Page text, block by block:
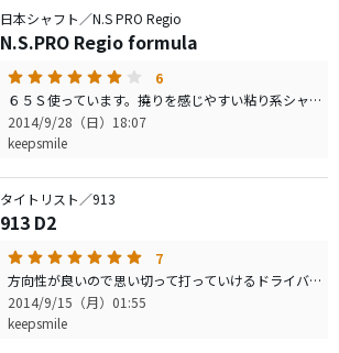
日本シャフト／N.S PRO Regio
N.S.PRO Regio formula
6
６５Ｓ使っています。撓りを感じやすい粘り系シャフトで先端部がしっかりしていて方向性はとても良いです。飛距離は一発の飛びを求める向けではなく、安定性と方向性を求めるシャフトだと思います。 叩きに行っても軽めに打ってもシャフトの挙動がとても素直でタイミングも取り易い。叩けば叩いただけ飛びます。 機能面でもよくできたシャフトですが、特に気に入っているのがデザインです。ブルーの色が鮮やかで上品な色合いです。
2014/9/28（日）18:07
keepsmile
タイトリスト／913
913 D2
7
方向性が良いので思い切って打っていけるドライバーです。 安定感があり芯も広くミスに強いです。 曲がりにくいのでドローフェードの打ち分けは少しオーバー気味に打つことになりますが、一応打ち分けられます 飛距離は、もっと飛ばせるドライバーがあると思いますが、スコアメイクにはこのドライバー良いと思います。 決して飛ばないと言っているわけでなく、飛ぶ方ではと思います。 ランバックス５５はＳでもちょっと軽く柔らかい感じがします。 打感は、しっかり振って芯に当たった時には良い感じですが、ゆっくり振った時や芯を外したときは硬く感じます。
2014/9/15（月）01:55
keepsmile